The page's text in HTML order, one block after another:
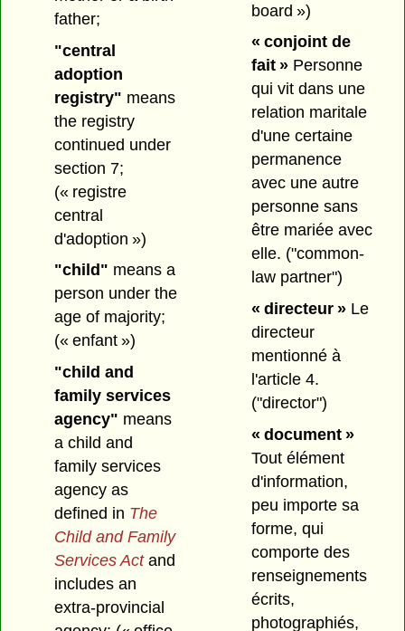
father;
"central
adoption
registry" means
the registry
continued under
section 7;
(« registre
central
d'adoption »)
"child" means a
person under the
age of majority;
(« enfant »)
"child and
family services
agency" means
a child and
family services
agency as
defined in The
Child and Family
Services Act and
includes an
extra-provincial
board »)
« conjoint de
fait »Personne
qui vit dans une
relation maritale
d'une certaine
permanence
avec une autre
personne sans
être mariée avec
elle. ("common-
law partner")
« directeur »Le
directeur
mentionné à
l'article 4.
("director")
« document »
Tout élément
d'information,
peu importe sa
forme, qui
comporte des
renseignements
écrits,
photographiés,